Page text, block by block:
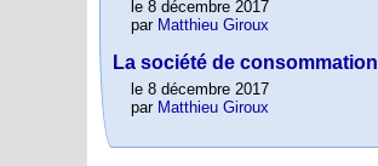
le 8 décembre 2017
par Matthieu Giroux
La société de consommation
le 8 décembre 2017
par Matthieu Giroux